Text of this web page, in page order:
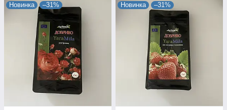
Новинка –31% Новинка –31%